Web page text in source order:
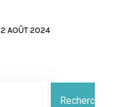
2 AOÛT 2024
Rechercher